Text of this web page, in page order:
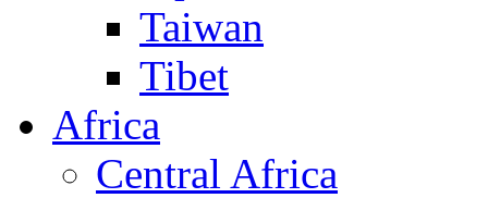
Taiwan
Tibet
Africa
Central Africa